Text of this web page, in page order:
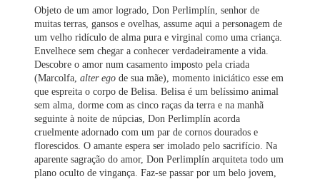
Objeto de um amor logrado, Don Perlimplín, senhor de
muitas terras, gansos e ovelhas, assume aqui a personagem de
um velho ridículo de alma pura e virginal como uma criança.
Envelhece sem chegar a conhecer verdadeiramente a vida.
Descobre o amor num casamento imposto pela criada
(Marcolfa,alter egode sua mãe), momento iniciático esse em
que espreita o corpo de Belisa. Belisa é um belíssimo animal
sem alma, dorme com as cinco raças da terra e na manhã
seguinte à noite de núpcias, Don Perlimplín acorda
cruelmente adornado com um par de cornos dourados e
florescidos. O amante espera ser imolado pelo sacrifício. Na
aparente sagração do amor, Don Perlimplín arquiteta todo um
plano oculto de vingança. Faz-se passar por um belo jovem,